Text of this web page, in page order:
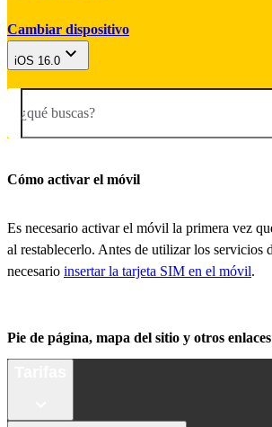
Cambiar dispositivo
iOS 16.0
¿qué buscas?
Cómo activar el móvil
Es necesario activar el móvil la primera vez
al restablecerlo. Antes de utilizar los servicios
necesario insertar la tarjeta SIM en el móvil.
Pie de página, mapa del sitio y otros